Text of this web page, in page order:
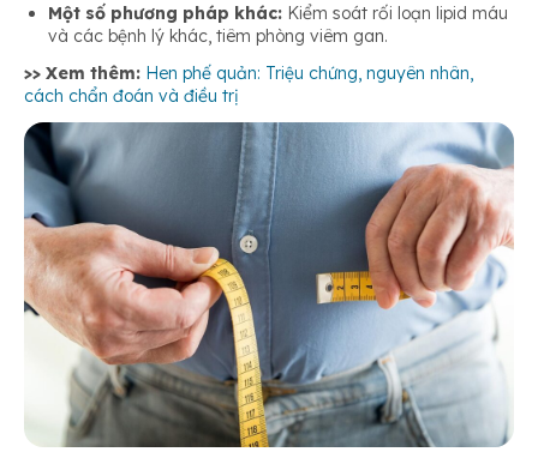
Một số phương pháp khác: Kiểm soát rối loạn lipid máu
và các bệnh lý khác, tiêm phòng viêm gan.
>> Xem thêm: Hen phế quản: Triệu chứng, nguyên nhân,
cách chẩn đoán và điều trị